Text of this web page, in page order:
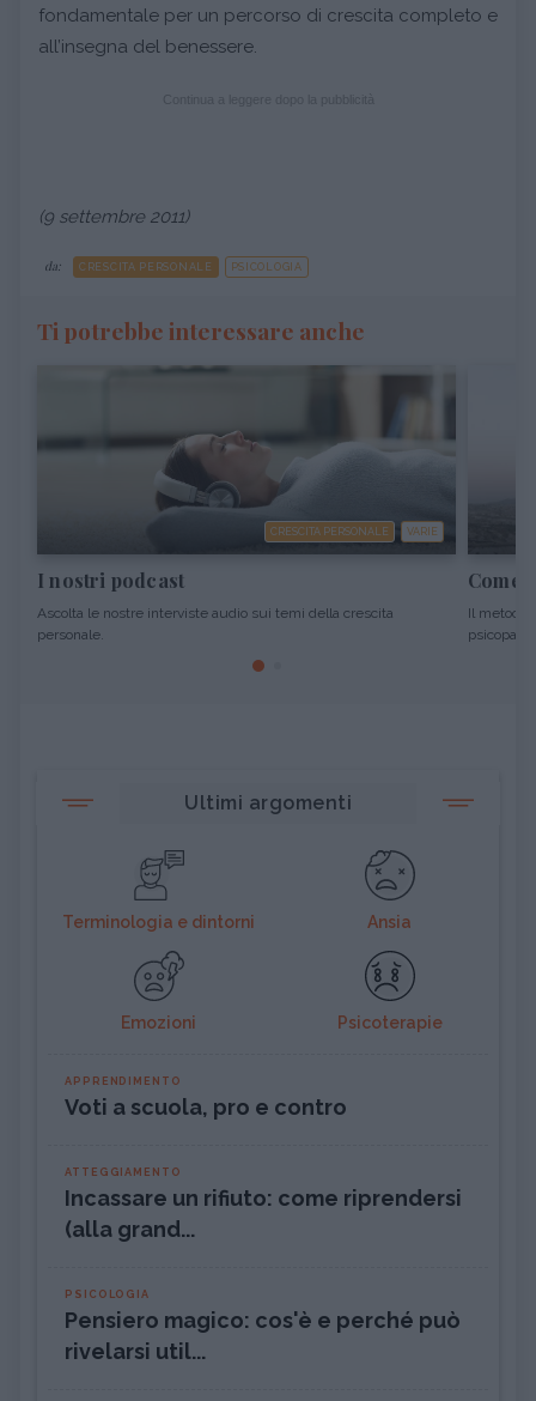
fondamentale per un percorso di crescita completo e
all’insegna del benessere.
(9 settembre 2011)
da: CRESCITA PERSONALE PSICOLOGIA
Ti potrebbe interessare anche
CRESCITA PERSONALE VARIE
I nostri podcast
Ascolta le nostre interviste audio sui temi della crescita
personale.
Come
Il metodo
Ultimi argomenti
Terminologia e dintorni Ansia
Emozioni Psicoterapie
APPRENDIMENTO
Voti a scuola, pro e contro
ATTEGGIAMENTO
Incassare un rifiuto: come riprendersi
(alla grand...
PSICOLOGIA
Pensiero magico: cos'è e perché può
rivelarsi util...